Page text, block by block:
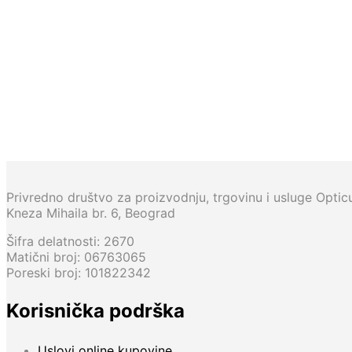
Privredno društvo za proizvodnju, trgovinu i usluge
Kneza Mihaila br. 6, Beograd
Šifra delatnosti: 2670
Matični broj: 06763065
Poreski broj: 101822342
Korisnička podrška